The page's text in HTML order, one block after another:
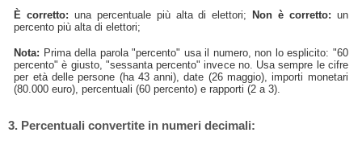
È corretto: una percentuale più alta di elettori;Non è corretto: un
percento più alta di elettori;
Nota: Prima della parola "percento" usa il numero, non lo esplicito: "60
percento" è giusto, "sessanta percento" invece no. Usa sempre le cifre
per età delle persone (ha 43 anni), date (26 maggio), importi monetari
(80.000 euro), percentuali (60 percento) e rapporti (2 a 3).
3. Percentuali convertite in numeri decimali: